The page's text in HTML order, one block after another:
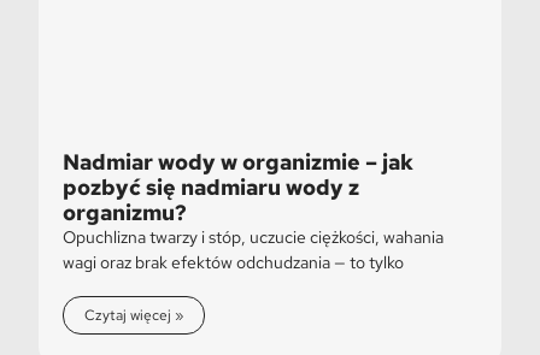
Nadmiar wody w organizmie – jak
pozbyć się nadmiaru wody z
organizmu?
Opuchlizna twarzy i stóp, uczucie ciężkości, wahania
wagi oraz brak efektów odchudzania — to tylko
Czytaj więcej »